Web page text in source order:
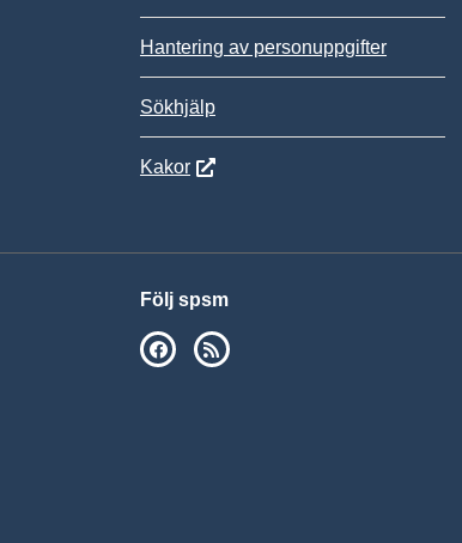
Hantering av personuppgifter
Sökhjälp
Kakor
Följ spsm
SPSM på Facebook